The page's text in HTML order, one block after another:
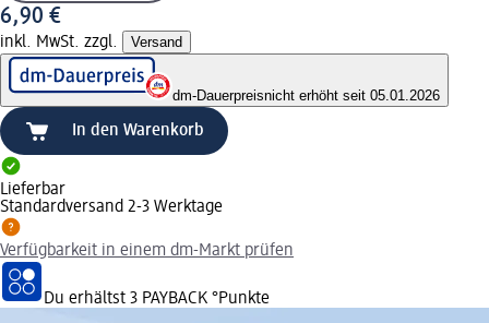
6,90 €
inkl. MwSt. zzgl. Versand
dm-Dauerpreisnicht erhöht seit 05.01.2026
In den Warenkorb
Lieferbar
Standardversand 2-3 Werktage
Verfügbarkeit in einem dm-Markt prüfen
Du erhältst 3 PAYBACK °Punkte